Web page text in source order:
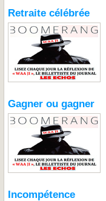
Retraite célébrée
Gagner ou gagner
Incompétence